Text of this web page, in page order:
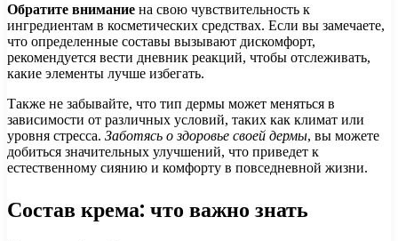
Обратите внимание на свою чувствительность к
ингредиентам в косметических средствах. Если вы замечаете,
что определенные составы вызывают дискомфорт,
рекомендуется вести дневник реакций, чтобы отслеживать,
какие элементы лучше избегать.
Также не забывайте, что тип дермы может меняться в
зависимости от различных условий, таких как климат или
уровня стресса. Заботясь о здоровье своей дермы, вы можете
добиться значительных улучшений, что приведет к
естественному сиянию и комфорту в повседневной жизни.
Состав крема: что важно знать